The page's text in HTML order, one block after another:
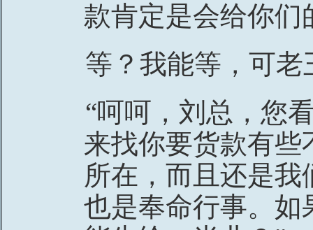
款肯定是会给你们
等？我能等，可老
“呵呵，刘总，您
来找你要货款有些
所在，而且还是
也是奉命行事。如